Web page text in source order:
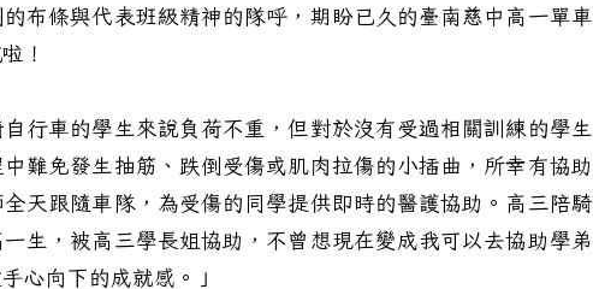
布條與代表班級精神的隊呼，期盼已久的臺南慈中高一單車
！
車的學生來說負荷不重，但對於沒有受過相關訓練的學生
難免發生抽筋、跌倒受傷或肌肉拉傷的小插曲，所幸有協助
天跟隨車隊，為受傷的同學提供即時的醫護協助。高三陪騎
生，被高三學長姐協助，不曾想現在變成我可以去協助學弟
心向下的成就感。」